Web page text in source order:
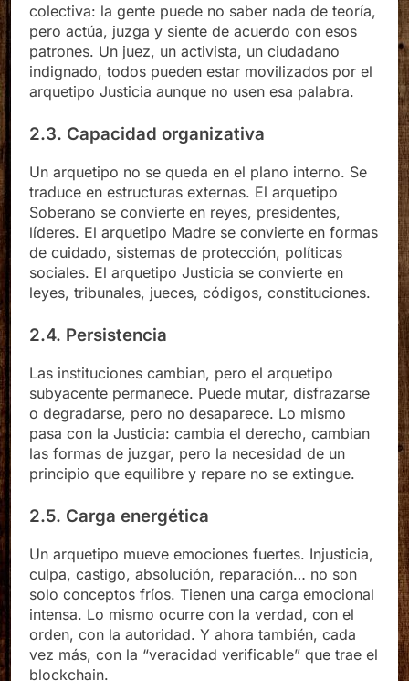
actuar. Es como un módulo interno de la psique
colectiva: la gente puede no saber nada de teoría,
pero actúa, juzga y siente de acuerdo con esos
patrones. Un juez, un activista, un ciudadano
indignado, todos pueden estar movilizados por el
2.3. Capacidad organizativa
Un arquetipo no se queda en el plano interno. Se
traduce en estructuras externas. El arquetipo
Soberano se convierte en reyes, presidentes,
líderes. El arquetipo Madre se convierte en formas
de cuidado, sistemas de protección, políticas
sociales. El arquetipo Justicia se convierte en
Las instituciones cambian, pero el arquetipo
subyacente permanece. Puede mutar, disfrazarse
o degradarse, pero no desaparece. Lo mismo
pasa con la Justicia: cambia el derecho, cambian
las formas de juzgar, pero la necesidad de un
2.5. Carga energética
Un arquetipo mueve emociones fuertes. Injusticia,
culpa, castigo, absolución, reparación… no son
solo conceptos fríos. Tienen una carga emocional
intensa. Lo mismo ocurre con la verdad, con el
orden, con la autoridad. Y ahora también, cada
vez más, con la “veracidad verificable” que trae el